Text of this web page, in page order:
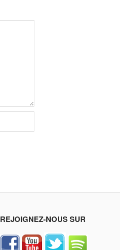
REJOIGNEZ-NOUS SUR